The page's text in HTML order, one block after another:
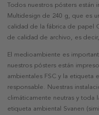
Todos nuestros pósters están
Multidesign de 240 g, que es
calidad de la fábrica de papel
de calidad de archivo, es
El medioambiente es
nuestros pósters están
ambientales FSC y la etiqueta
responsable. Nuestras
climáticamente neutras y
etiqueta ambiental Svanen